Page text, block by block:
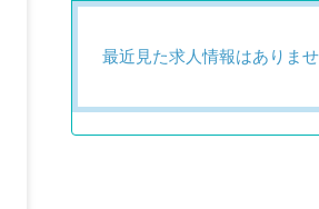
最近見た求人情報はありませ